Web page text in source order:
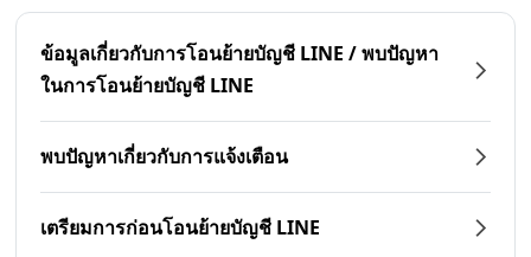
ข้อมูลเกี่ยวกับการโอนย้ายบัญชี LINE / พบปัญหา
ในการโอนย้ายบัญชี LINE
พบปัญหาเกี่ยวกับการแจ้งเตือน
เตรียมการก่อนโอนย้ายบัญชี LINE